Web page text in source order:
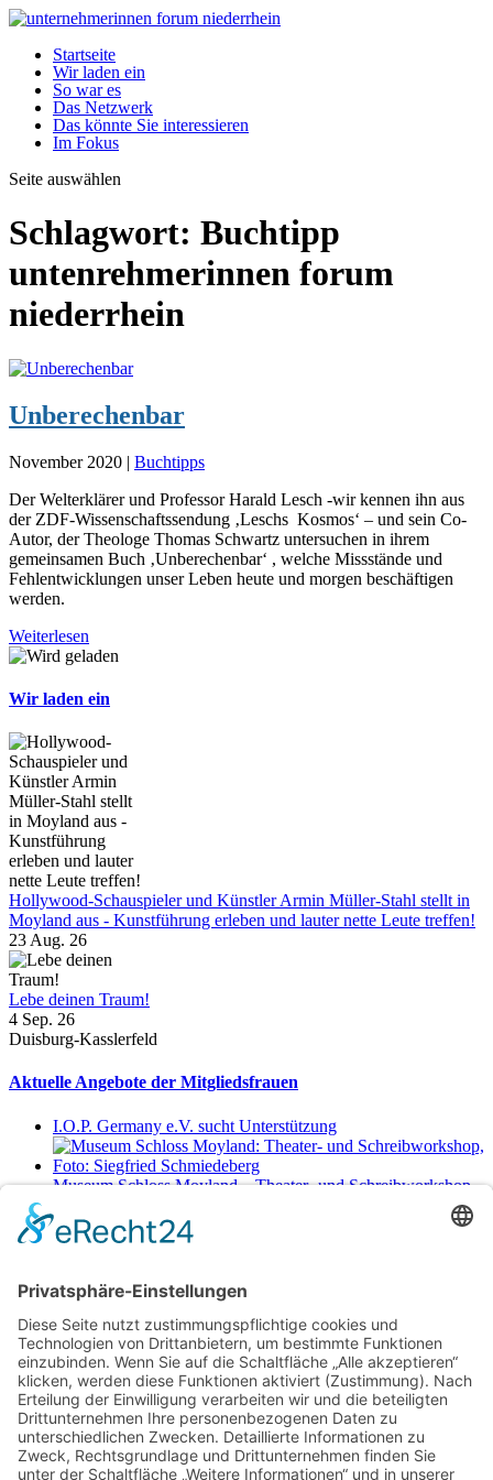
Startseite
Wir laden ein
So war es
Das Netzwerk
Das könnte Sie interessieren
Im Fokus
Seite auswählen
Schlagwort: Buchtipp
untenrehmerinnen forum
niederrhein
Unberechenbar
November 2020 | Buchtipps
Der Welterklärer und Professor Harald Lesch -wir kennen ihn aus
der ZDF-Wissenschaftssendung ‚Leschs Kosmos‘ – und sein Co-
Autor, der Theologe Thomas Schwartz untersuchen in ihrem
gemeinsamen Buch ‚Unberechenbar‘ , welche Missstände und
Fehlentwicklungen unser Leben heute und morgen beschäftigen
werden.
Weiterlesen
Wir laden ein
Hollywood-Schauspieler und Künstler Armin Müller-Stahl stellt in
Moyland aus - Kunstführung erleben und lauter nette Leute treffen!
23 Aug. 26
Lebe deinen Traum!
4 Sep. 26
Duisburg-Kasslerfeld
Aktuelle Angebote der Mitgliedsfrauen
I.O.P. Germany e.V. sucht Unterstützung
Museum Schloss Moyland – Theater- und Schreibworkshop
Netzwerkerinnen
Login für Mitglieder
Noch kein Mitglied im unternehmerinnen forum niederrhein?
gibt es weitere Informationen.
Für Mitgliedsfrauen: zum Erstellen eigener Angebote und zum
Bearbeiten des Unternehmensprofils bitte einloggen!
Social Media